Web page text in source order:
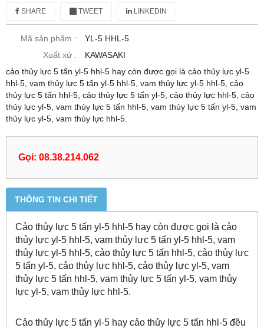
SHARE TWEET LINKEDIN
Mã sản phẩm :
YL-5 HHL-5
Xuất xứ :
KAWASAKI
cảo thủy lực 5 tấn yl-5 hhl-5 hay còn được gọi là cảo thủy lực yl-5
hhl-5, vam thủy lực 5 tấn yl-5 hhl-5, vam thủy lực yl-5 hhl-5, cảo
thủy lực 5 tấn hhl-5, cảo thủy lực 5 tấn yl-5, cảo thủy lực hhl-5, cảo
thủy lực yl-5, vam thủy lực 5 tấn hhl-5, vam thủy lực 5 tấn yl-5, vam
thủy lực yl-5, vam thủy lực hhl-5.
Gọi: 08.38.214.062
THÔNG TIN CHI TIẾT
Cảo thủy lực 5 tấn yl-5 hhl-5 hay còn được gọi là cảo
thủy lực yl-5 hhl-5, vam thủy lực 5 tấn yl-5 hhl-5, vam
thủy lực yl-5 hhl-5, cảo thủy lực 5 tấn hhl-5, cảo thủy lực
5 tấn yl-5, cảo thủy lực hhl-5, cảo thủy lực yl-5, vam
thủy lực 5 tấn hhl-5, vam thủy lực 5 tấn yl-5, vam thủy
lực yl-5, vam thủy lực hhl-5.
Cảo thủy lực 5 tấn yl-5 hay cảo thủy lực 5 tấn hhl-5 đều